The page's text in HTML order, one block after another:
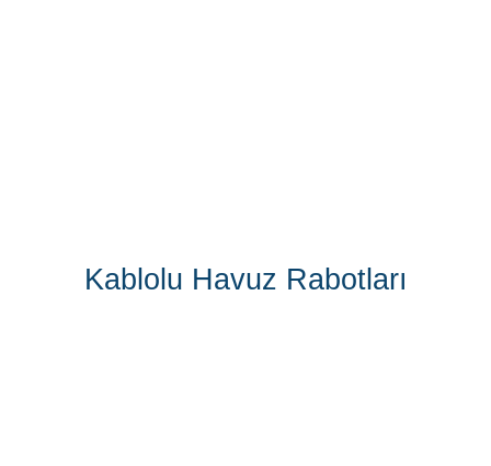
Kablolu Havuz Rabotları